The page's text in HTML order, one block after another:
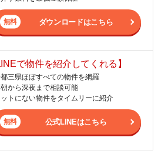
ダウンロードはこちら
で物件を紹介してくれる】
都三県ほぼすべての物件を網羅
朝から深夜まで相談可能
ットにない物件をタイムリーに紹介
公式LINEはこちら